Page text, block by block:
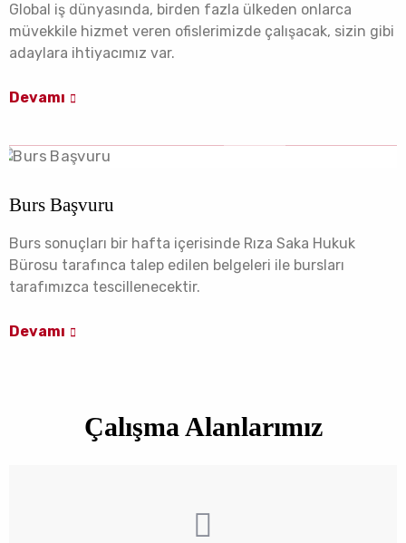
Global iş dünyasında, birden fazla ülkeden onlarca
müvekkile hizmet veren ofislerimizde çalışacak, sizin gibi
adaylara ihtiyacımız var.
Devamı
Burs Başvuru
Burs sonuçları bir hafta içerisinde Rıza Saka Hukuk
Bürosu tarafınca talep edilen belgeleri ile bursları
tarafımızca tescillenecektir.
Devamı
Çalışma Alanlarımız